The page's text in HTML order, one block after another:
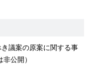
議案の原案に関する事
公開）